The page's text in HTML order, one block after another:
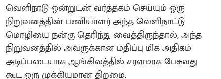
வெளிநாடு ஒன்றுடன் வர்த்தகம் செய்யும் ஒரு
நிறுவனத்தின் பணியாளர் அந்த வெளிநாட்டு
மொழியை நன்கு தெரிந்து வைத்திருந்தால், அந்த
நிறுவனத்தில் அவருக்கான மதிப்பு மிக அதிகம்
அடிப்படையாக ஆங்கிலத்தில் சரளமாக பேசுவது
கூட ஒரு முக்கியமான திறமை.